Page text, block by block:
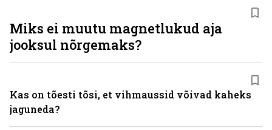
Miks ei muutu magnetlukud aja
jooksul nõrgemaks?
Kas on tõesti tõsi, et vihmaussid võivad kaheks
jaguneda?